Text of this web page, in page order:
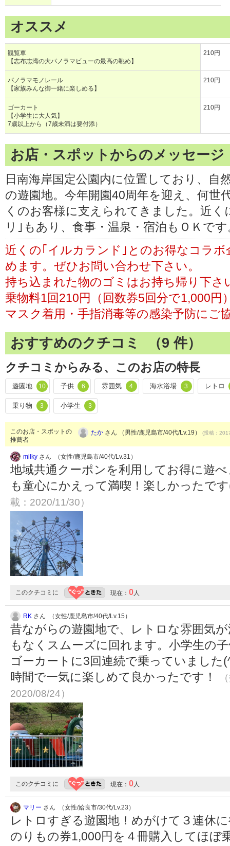
オススメ
観覧車
【志布志湾の大パノラマビューの最高の眺め】
210円
パノラマモノレール
【家族みんな御一緒に楽しめる】
210円
ゴーカート
【小学生に大人気】
7歳以上から（7歳未満は要付添）
210円
お店・スポットからのメッセージ
日南海岸国定公園内に位置しており、自
の遊園地。今年開園40周年を迎え、何世
くのお客様に支えられてきました。近
リ｣もあり、食事・温泉・宿泊もＯＫです
近くの｢イルカランド｣とのお得なコラ
めます。ぜひお問い合わせ下さい。
持ち込まれた物のゴミはお持ち帰り下さ
乗物料1回210円（回数券5回分で1,000円
マスク着用・手指消毒等の感染予防にご
おすすめのクチコミ （9 件）
クチコミからみる、このお店の特長
遊園地 10 子供 6 雰囲気 4 海水浴場 3 レトロ
乗り物 3 小学生 3
このお店・スポットの
推薦者
たか さん （男性/鹿児島市/40代/Lv.19） (投稿：
milky さん （女性/鹿児島市/40代/Lv.31）
地域共通クーポンを利用してお得に遊
も童心にかえって満喫！楽しかったで
載：2020/11/30）
このクチコミに 現在： 0人
RK さん （女性/鹿児島市/40代/Lv.15）
昔ながらの遊園地で、レトロな雰囲気
もなくスムーズに回れます。小学生の
ゴーカートに3回連続で乗っていました
時間で一気に楽しめて良かったです！
2020/08/24）
このクチコミに 現在： 0人
マリー さん （女性/姶良市/30代/Lv.23）
レトロすぎる遊園地！めがけて３連休
のりもの券1,000円を４冊購入してほ